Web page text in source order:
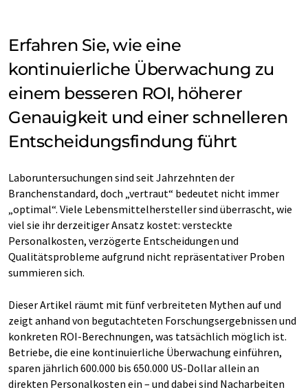
Erfahren Sie, wie eine
kontinuierliche Überwachung zu
einem besseren ROI, höherer
Genauigkeit und einer schnelleren
Entscheidungsfindung führt
Laboruntersuchungen sind seit Jahrzehnten der
Branchenstandard, doch „vertraut“ bedeutet nicht immer
„optimal“. Viele Lebensmittelhersteller sind überrascht, wie
viel sie ihr derzeitiger Ansatz kostet: versteckte
Personalkosten, verzögerte Entscheidungen und
Qualitätsprobleme aufgrund nicht repräsentativer Proben
summieren sich.
Dieser Artikel räumt mit fünf verbreiteten Mythen auf und
zeigt anhand von begutachteten Forschungsergebnissen und
konkreten ROI-Berechnungen, was tatsächlich möglich ist.
Betriebe, die eine kontinuierliche Überwachung einführen,
sparen jährlich 600.000 bis 650.000 US-Dollar allein an
direkten Personalkosten ein – und dabei sind Nacharbeiten